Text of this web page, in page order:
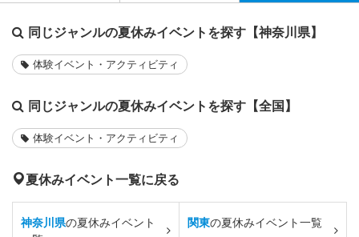
同じジャンルの夏休みイベントを探す【神奈川県】
体験イベント・アクティビティ
同じジャンルの夏休みイベントを探す【全国】
体験イベント・アクティビティ
夏休みイベント一覧に戻る
神奈川県の夏休みイベント
関東の夏休みイベント一覧